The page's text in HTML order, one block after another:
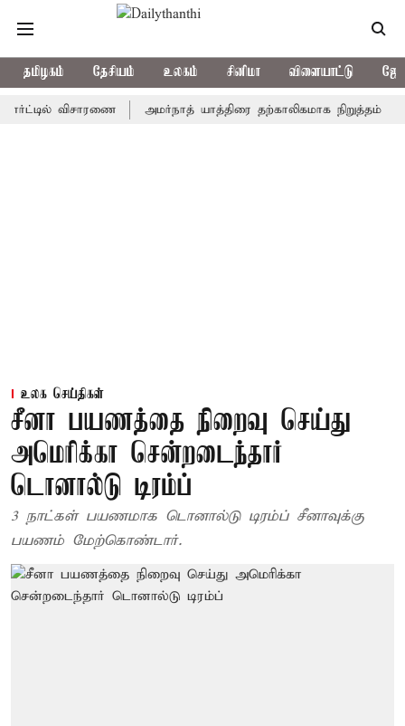
தமிழகம் தேசியம் உலகம் சினிமா விளையாட்டு
விசாரணை அமர்நாத் யாத்திரை தற்காலிகமாக நிறுத்தம்
உலக செய்திகள்
சீனா பயணத்தை நிறைவு செய்து
அமெரிக்கா சென்றடைந்தார்
டொனால்டு டிரம்ப்
3 நாட்கள் பயணமாக டொனால்டு டிரம்ப் சீனாவுக்கு
பயணம் மேற்கொண்டார்.